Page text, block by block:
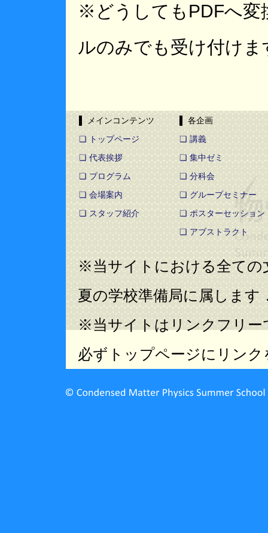
※どうしてもPDFへ変
ルのみでも受け付けま
▌ メインコンテンツ ▌ 各企画
❏ トップページ ❏ 講義
❏ 代表挨拶 ❏ 集中ゼミ
❏ プログラム ❏ 分科会
❏ 会場案内 ❏ グループセミナー
❏ スタッフ紹介 ❏ ポスターセッション
❏ アブストラクト
※当サイトにおける全ての
夏の学校準備局に属します
※当サイトはリンクフリー
必ずトップページにリン